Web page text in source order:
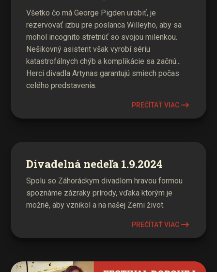
Všetko čo má George Pigden urobiť, je
rezervovať izbu pre poslanca Willeyho, aby sa
mohol incognito stretnúť so svojou milenkou.
Nešikovný asistent však vyrobí sériu
katastrofálnych chýb a komplikácie sa začnú...
Herci divadla Artynas garantujú smiech počas
celého predstavenia.
PREČÍTAŤ VIAC
Divadelná nedeľa 1.9.2024
Spolu so Záhoráckym divadlom hravou formou
spoznáme zázraky prírody, vďaka ktorým je
možné, aby vznikol a na našej Zemi život.
PREČÍTAŤ VIAC